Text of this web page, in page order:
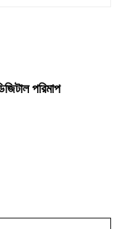
পরিমাপ